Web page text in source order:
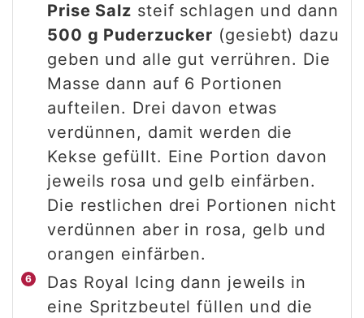
Prise Salz steif schlagen und dann
500 g Puderzucker (gesiebt) dazu
geben und alle gut verrühren. Die
Masse dann auf 6 Portionen
aufteilen. Drei davon etwas
verdünnen, damit werden die
Kekse gefüllt. Eine Portion davon
jeweils rosa und gelb einfärben.
Die restlichen drei Portionen nicht
verdünnen aber in rosa, gelb und
orangen einfärben.
Das Royal Icing dann jeweils in
eine Spritzbeutel füllen und die